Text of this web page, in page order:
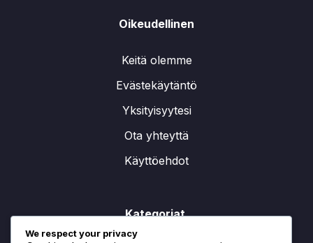
Oikeudellinen
Keitä olemme
Evästekäytäntö
Yksityisyytesi
Ota yhteyttä
Käyttöehdot
Kategoriat
We respect your privacy